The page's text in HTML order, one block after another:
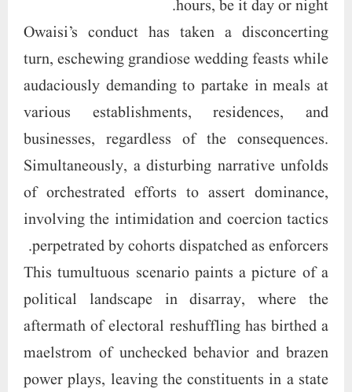
hours, be it day or night.
Owaisi’s conduct has taken a disconcerting
turn, eschewing grandiose wedding feasts while
audaciously demanding to partake in meals at
various establishments, residences, and
businesses, regardless of the consequences.
Simultaneously, a disturbing narrative unfolds
of orchestrated efforts to assert dominance,
involving the intimidation and coercion tactics
perpetrated by cohorts dispatched as enforcers.
This tumultuous scenario paints a picture of a
political landscape in disarray, where the
aftermath of electoral reshuffling has birthed a
maelstrom of unchecked behavior and brazen
power plays, leaving the constituents in a state